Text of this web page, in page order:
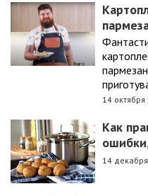
14
Как
14